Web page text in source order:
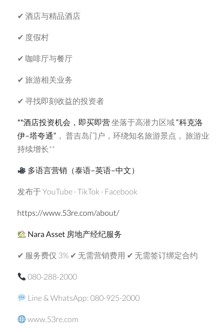
✔ 酒店与精品酒店
✔ 度假村
✔ 咖啡厅与餐厅
✔ 旅游相关业务
✔ 寻找即刻收益的投资者
**酒店投资机会，即买即营坐落于高潜力区域“科克洛
伊–塔夸通” ， 普吉岛门户，环绕知名旅游景点， 旅游业
持续增长**
多语言营销（泰语–英语–中文）
发布于 YouTube · TikTok · Facebook
https://www.53re.com/about/
Nara Asset 房地产经纪服务
✔ 服务费仅 3% ✔ 无需营销费用 ✔ 无需签订绑定合约
080-288-2000
Line & WhatsApp: 080-925-2000
www.53re.com